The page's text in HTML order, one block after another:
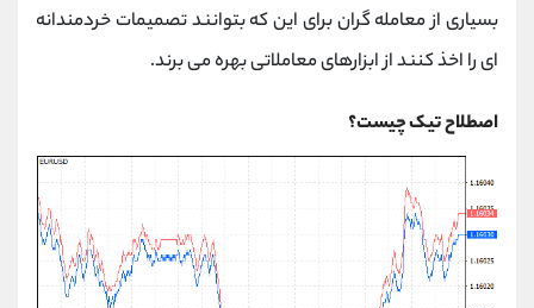
بسیاری از معامله گران برای این که بتوانند تصمیمات خردمندانه
ای را اخذ کنند از ابزارهای معاملاتی بهره می برند.
اصطلاح تیک چیست؟